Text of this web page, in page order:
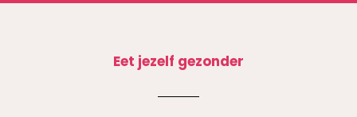
Eet jezelf gezonder